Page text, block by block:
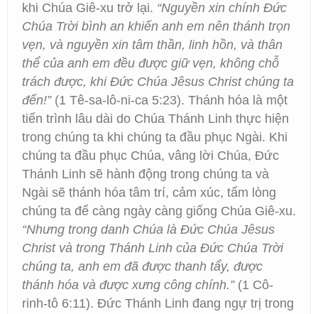
khi Chúa Giê-xu trở lại. “Nguyền xin chính Đức
Chúa Trời bình an khiến anh em nên thánh trọn
vẹn, và nguyền xin tâm thần, linh hồn, và thân
thể của anh em đều được giữ vẹn, không chỗ
trách được, khi Đức Chúa Jêsus Christ chúng ta
đến!”(1 Tê-sa-lô-ni-ca 5:23). Thánh hóa là một
tiến trình lâu dài do Chúa Thánh Linh thực hiện
trong chúng ta khi chúng ta đầu phục Ngài. Khi
chúng ta đầu phục Chúa, vâng lời Chúa, Đức
Thánh Linh sẽ hành động trong chúng ta và
Ngài sẽ thánh hóa tâm trí, cảm xúc, tấm lòng
chúng ta để càng ngày càng giống Chúa Giê-xu.
“Nhưng trong danh Chúa là Đức Chúa Jêsus
Christ và trong Thánh Linh của Đức Chúa Trời
chúng ta, anh em đã được thanh tẩy, được
thánh hóa và được xưng công chính.”(1 Cô-
rinh-tô 6:11). Đức Thánh Linh đang ngự trị trong